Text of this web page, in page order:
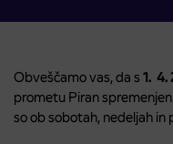
Obveščamo vas, da s 1. 4.
prometu Piran
so ob sobotah, nedeljah in